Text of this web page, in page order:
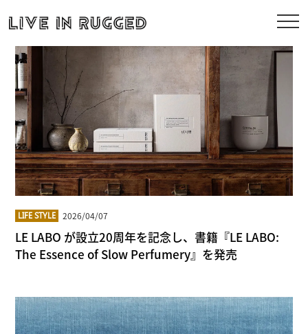
LIFE STYLE 2026/04/07
LE LABO が設立20周年を記念し、書籍『LE LABO:
The Essence of Slow Perfumery』を発売